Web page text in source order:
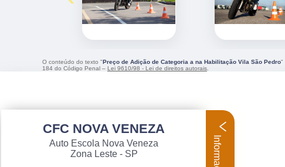
O conteúdo do texto "Preço de Adição de Categoria a na Habilitação Vila São Pedro"
184 do Código Penal – Lei 9610/98 - Lei de direitos autorais
CFC NOVA VENEZA
Auto Escola Nova Veneza
Zona Leste - SP